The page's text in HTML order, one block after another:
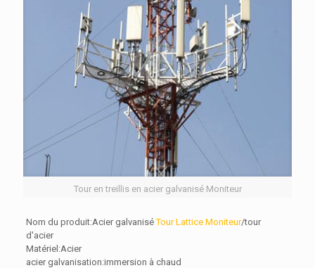
Tour en treillis en acier galvanisé Moniteur
Nom du produit:Acier galvaniséTour Lattice Moniteur/tour
d'acier
Matériel:Acier
acier galvanisation:immersion à chaud